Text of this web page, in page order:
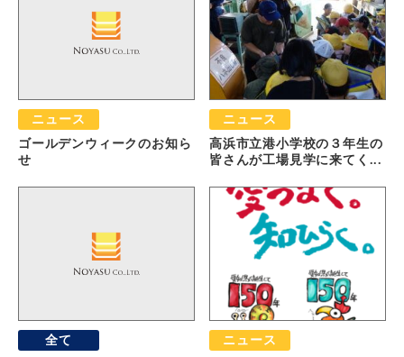
お問い合わせ プライバシーポリシー サイトマップ
ニュース
ゴールデンウィークのお知ら
せ
ニュース
高浜市立港小学校の３年生の
皆さんが工場見学に来てく...
全て ニュース